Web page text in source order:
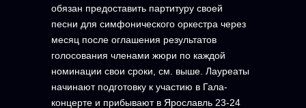
обязан предоставить партитуру своей
песни для симфонического оркестра через
месяц после оглашения результатов
голосования членами жюри по каждой
номинации свои сроки, см. выше. Лауреаты
начинают подготовку к участию в Гала-
концерте и прибывают в Ярославль 23-24